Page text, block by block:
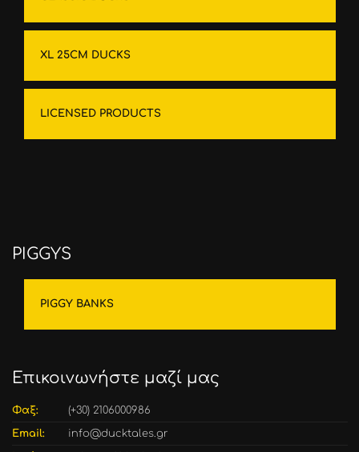
XL 25CM DUCKS
LICENSED PRODUCTS
PIGGYS
PIGGY BANKS
Επικοινωνήστε μαζί μας
Φαξ: (+30) 2106000986
Email: info@ducktales.gr